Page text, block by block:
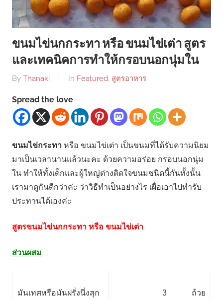
ขนมไข่นกกระทา หรือ ขนมไข่เต่า สูตร
และเทคนิคการทำให้กรอบนอกนุ่มใน
By Thanaki In Featured, สูตรอาหาร
Spread the love
ขนมไข่กระทา หรือ ขนมไข่เต่า เป็นขนมที่ได้รับความนิยม
มาเป็นเวลานานแล้วนะคะ ด้วยความอร่อย กรอบนอกนุ่ม
ใน ทำให้ทั้งเด็กและผู้ใหญ่ต่างติดใจขนมชนิดนี้กันทั้งนั้น
เรามาดูกันดีกว่าค่ะ ว่าวิธีทำเป็นอย่างไร เผื่อเอาไปทำรับ
ประทานได้เองค่ะ
สูตรขนมไข่นกกระทา หรือ ขนมไข่เต่า
ส่วนผสม
มันเทศหรือมันฝรั่งนึ่งสุก 3 ถ้วย